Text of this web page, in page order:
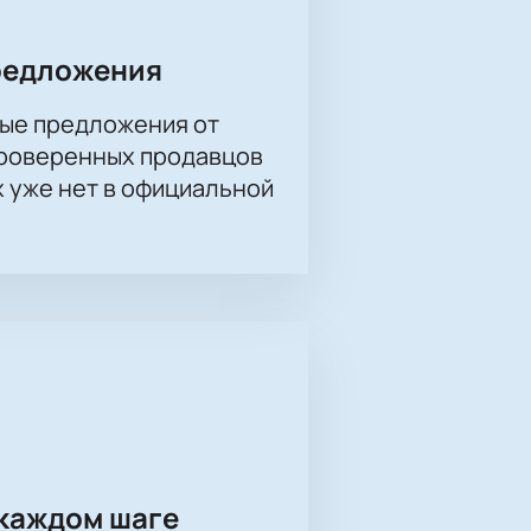
подготовки и грамотную
поворотам на льду и борьбе
матчи КХЛ. Арена
Для гостей доступны
от игры в комфортной
специальные предложения, а
предложения от
продавцов
нет в официальной
шаге